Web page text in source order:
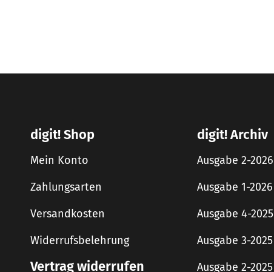
digit! Shop
Mein Konto
Zahlungsarten
Versandkosten
Widerrufsbelehrung
Vertrag widerrufen
digit! Archiv
Ausgabe 2-2026
Ausgabe 1-2026
Ausgabe 4-2025
Ausgabe 3-2025
Ausgabe 2-2025